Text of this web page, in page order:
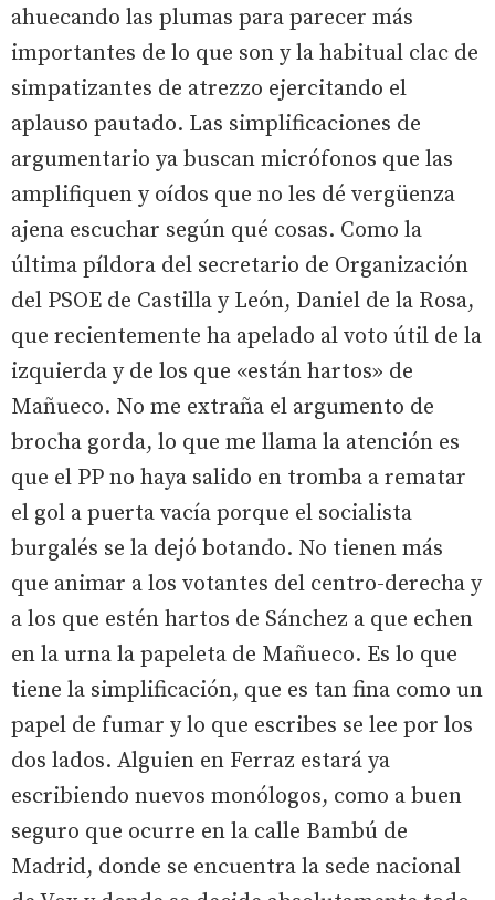
ahuecando las plumas para parecer más
importantes de lo que son y la habitual clac de
simpatizantes de atrezzo ejercitando el
aplauso pautado. Las simplificaciones de
argumentario ya buscan micrófonos que las
amplifiquen y oídos que no les dé vergüenza
ajena escuchar según qué cosas. Como la
última píldora del secretario de Organización
del PSOE de Castilla y León, Daniel de la Rosa,
que recientemente ha apelado al voto útil de la
izquierda y de los que «están hartos» de
Mañueco. No me extraña el argumento de
brocha gorda, lo que me llama la atención es
que el PP no haya salido en tromba a rematar
el gol a puerta vacía porque el socialista
burgalés se la dejó botando. No tienen más
que animar a los votantes del centro-derecha y
a los que estén hartos de Sánchez a que echen
en la urna la papeleta de Mañueco. Es lo que
tiene la simplificación, que es tan fina como un
papel de fumar y lo que escribes se lee por los
dos lados. Alguien en Ferraz estará ya
escribiendo nuevos monólogos, como a buen
seguro que ocurre en la calle Bambú de
Madrid, donde se encuentra la sede nacional